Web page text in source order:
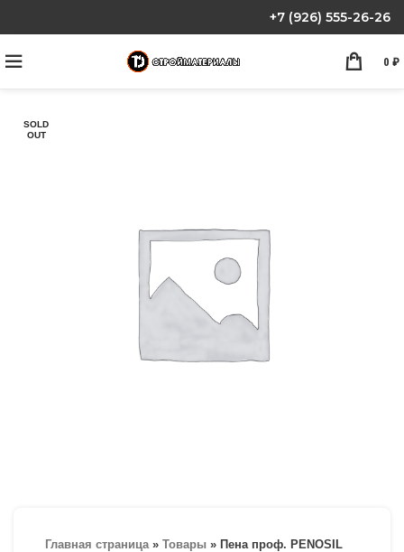
+7 (926) 555-26-26
0 ₽
SOLD
OUT
Главная страница» Товары » Пена проф. PENOSIL